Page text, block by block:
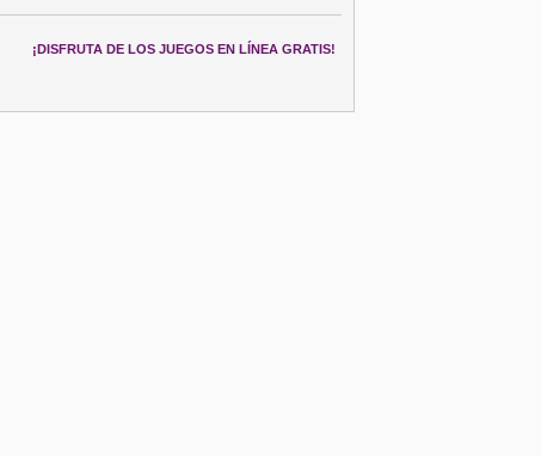
¡DISFRUTA DE LOS JUEGOS EN LÍNEA GRATIS!